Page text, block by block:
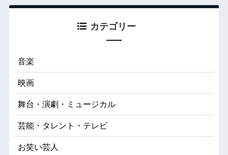
カテゴリー
音楽
映画
舞台・演劇・ミュージカル
芸能・タレント・テレビ
お笑い芸人